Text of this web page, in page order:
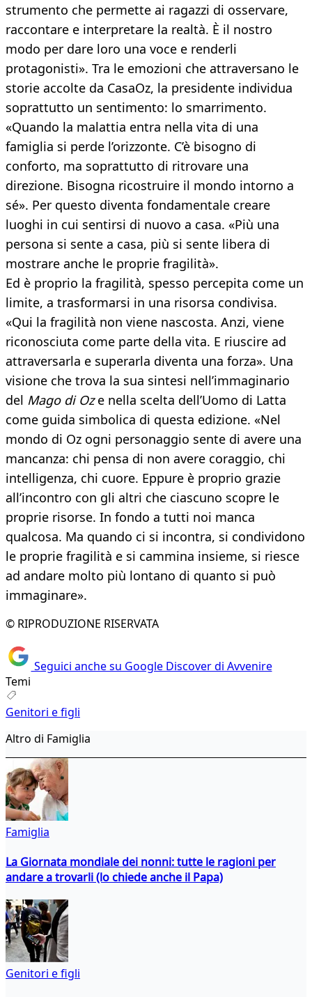
strumento che permette ai ragazzi di osservare,
raccontare e interpretare la realtà. È il nostro
modo per dare loro una voce e renderli
protagonisti». Tra le emozioni che attraversano le
storie accolte da CasaOz, la presidente individua
soprattutto un sentimento: lo smarrimento.
«Quando la malattia entra nella vita di una
famiglia si perde l’orizzonte. C’è bisogno di
conforto, ma soprattutto di ritrovare una
direzione. Bisogna ricostruire il mondo intorno a
sé». Per questo diventa fondamentale creare
luoghi in cui sentirsi di nuovo a casa. «Più una
persona si sente a casa, più si sente libera di
mostrare anche le proprie fragilità».
Ed è proprio la fragilità, spesso percepita come un
limite, a trasformarsi in una risorsa condivisa.
«Qui la fragilità non viene nascosta. Anzi, viene
riconosciuta come parte della vita. E riuscire ad
attraversarla e superarla diventa una forza». Una
visione che trova la sua sintesi nell’immaginario
del Mago di Oze nella scelta dell’Uomo di Latta
come guida simbolica di questa edizione. «Nel
mondo di Oz ogni personaggio sente di avere una
mancanza: chi pensa di non avere coraggio, chi
intelligenza, chi cuore. Eppure è proprio grazie
all’incontro con gli altri che ciascuno scopre le
proprie risorse. In fondo a tutti noi manca
qualcosa. Ma quando ci si incontra, si condividono
le proprie fragilità e si cammina insieme, si riesce
ad andare molto più lontano di quanto si può
immaginare».
© RIPRODUZIONE RISERVATA
Seguici anche su Google Discover di Avvenire
Temi
Genitori e figli
Altro di Famiglia
Famiglia
La Giornata mondiale dei nonni: tutte le ragioni per
andare a trovarli (lo chiede anche il Papa)
Genitori e figli